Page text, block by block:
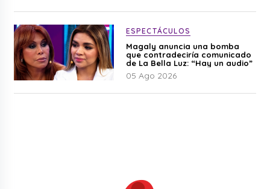
ESPECTÁCULOS
Magaly anuncia una bomba
que contradeciría comunicado
de La Bella Luz: “Hay un audio”
05 Ago 2026